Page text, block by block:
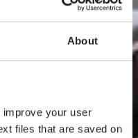
About
your user
files that are saved on